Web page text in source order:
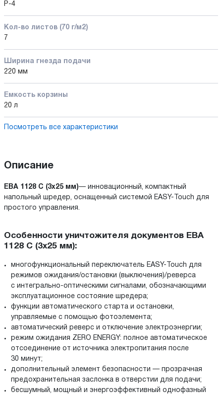
P-4
Кол-во листов (70 г/м2)
7
Ширина гнезда подачи
220 мм
Емкость корзины
20 л
Посмотреть все характеристики
Описание
EBA 1128 C (3x25 мм)— инновационный, компактный
напольный шредер, оснащенный системой EASY-Touch для
простого управления.
Особенности уничтожителя документов EBA
1128 C (3x25 мм):
многофункциональный переключатель EASY-Touch для
режимов ожидания/остановки (выключения)/реверса
с интегрально-оптическими сигналами, обозначающими
эксплуатационное состояние шредера;
функции автоматического старта и остановки,
управляемые с помощью фотоэлемента;
автоматический реверс и отключение электроэнергии;
режим ожидания ZERO ENERGY: полное автоматическое
отсоединение от источника электропитания после
30 минут;
дополнительный элемент безопасности — прозрачная
предохранительная заслонка в отверстии для подачи;
бесшумный, мощный и энергоэффективный однофазный